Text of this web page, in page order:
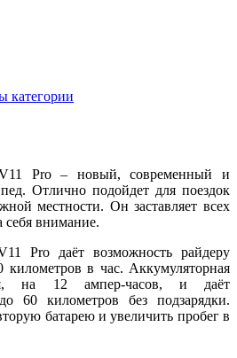
категории
V11 Pro – новый, современный и
Отлично подойдет для поездок
местности. Он заставляет всех
внимание.
Pro даёт возможность райдеру
километров в час. Аккумуляторная
на 12 ампер-часов, и даёт
60 километров без подзарядки.
батарею и увеличить пробег в